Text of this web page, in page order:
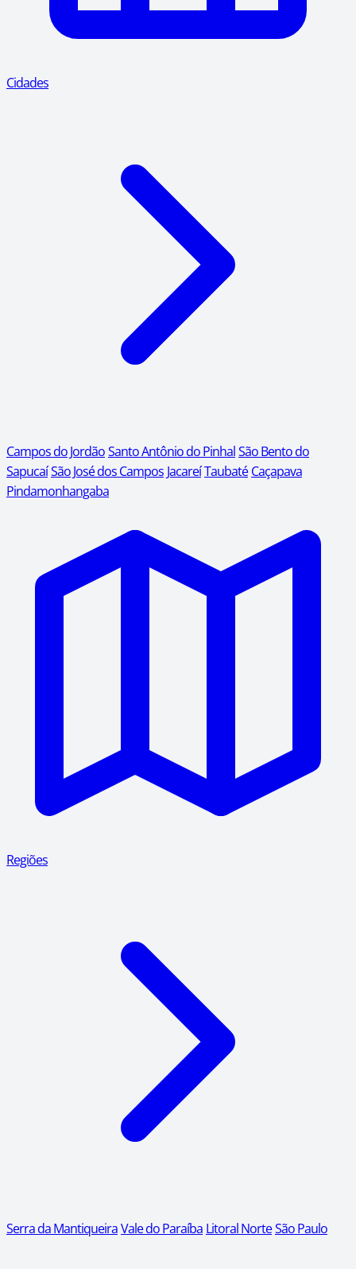
Cidades
Campos do JordãoSanto Antônio do PinhalSão Bento do
SapucaíSão José dos Campos JacareíTaubaté Caçapava
Pindamonhangaba
Regiões
Serra da MantiqueiraVale do Paraíba Litoral NorteSão Paulo